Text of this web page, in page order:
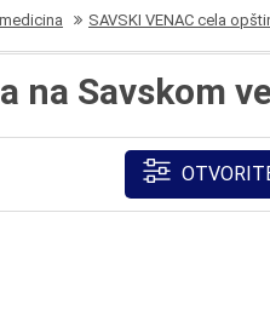
SAVSKI VENAC cela
na Savskom